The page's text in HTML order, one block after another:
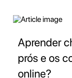
Aprender
prós e os
online?